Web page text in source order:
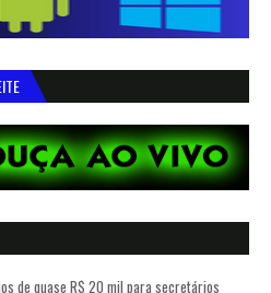
de quase R$ 20 mil para secretários